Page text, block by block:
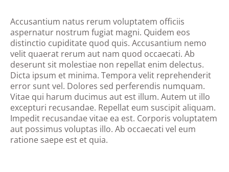
Accusantium natus rerum voluptatem officiis
aspernatur nostrum fugiat magni. Quidem eos
distinctio cupiditate quod quis. Accusantium nemo
velit quaerat rerum aut nam quod occaecati. Ab
deserunt sit molestiae non repellat enim delectus.
Dicta ipsum et minima. Tempora velit reprehenderit
error sunt vel. Dolores sed perferendis numquam.
Vitae qui harum ducimus aut est illum. Autem ut illo
excepturi recusandae. Repellat eum suscipit aliquam.
Impedit recusandae vitae ea est. Corporis voluptatem
aut possimus voluptas illo. Ab occaecati vel eum
ratione saepe est et quia.